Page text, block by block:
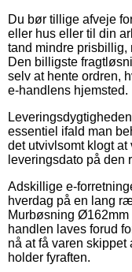
Du bør tillige afveje
eller hus eller til din
tand mindre prisbillig,
Den billigste
selv at hente ordren,
e-handlens hjemsted.
essentiel ifald man
det utvivlsomt klogt
leveringsdato på den
Adskillige e-
hverdag på en lang
Murbøsning Ø162mm
handlen laves forud
nå at få varen
holder fyraften.